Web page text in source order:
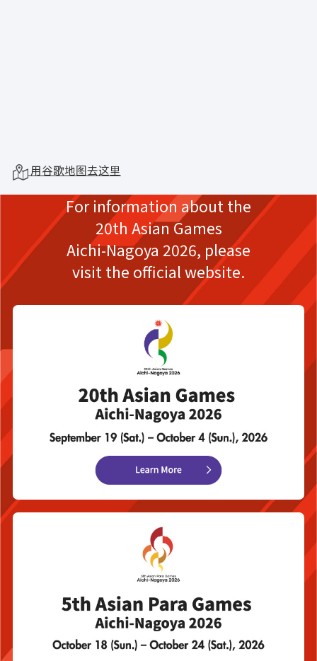
用谷歌地图去这里
For information about the
20th Asian Games
Aichi-Nagoya 2026, please
visit the official website.